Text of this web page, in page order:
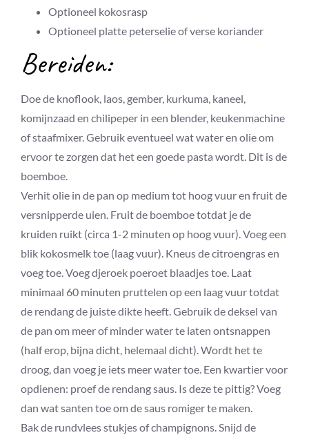
Optioneel kokosrasp
Optioneel platte peterselie of verse koriander
Bereiden:
Doe de knoflook, laos, gember, kurkuma, kaneel,
komijnzaad en chilipeper in een blender, keukenmachine
of staafmixer. Gebruik eventueel wat water en olie om
ervoor te zorgen dat het een goede pasta wordt. Dit is de
boemboe.
Verhit olie in de pan op medium tot hoog vuur en fruit de
versnipperde uien. Fruit de boemboe totdat je de
kruiden ruikt (circa 1-2 minuten op hoog vuur). Voeg een
blik kokosmelk toe (laag vuur). Kneus de citroengras en
voeg toe. Voeg djeroek poeroet blaadjes toe. Laat
minimaal 60 minuten pruttelen op een laag vuur totdat
de rendang de juiste dikte heeft. Gebruik de deksel van
de pan om meer of minder water te laten ontsnappen
(half erop, bijna dicht, helemaal dicht). Wordt het te
droog, dan voeg je iets meer water toe. Een kwartier voor
opdienen: proef de rendang saus. Is deze te pittig? Voeg
dan wat santen toe om de saus romiger te maken.
Bak de rundvlees stukjes of champignons. Snijd de